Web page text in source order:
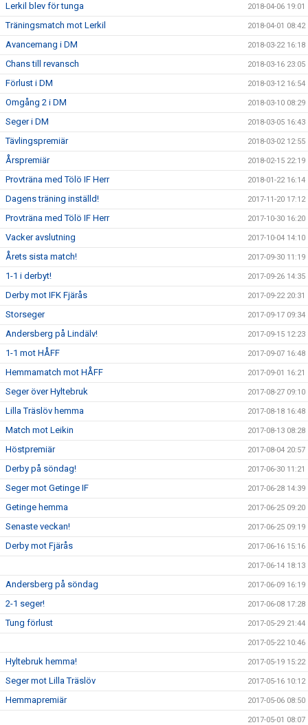
Lerkil blev för tunga 2018-04-06 19:01
Träningsmatch mot Lerkil 2018-04-01 08:42
Avancemang i DM 2018-03-22 16:18
Chans till revansch 2018-03-16 23:05
Förlust i DM 2018-03-12 16:54
Omgång 2 i DM 2018-03-10 08:29
Seger i DM 2018-03-05 16:43
Tävlingspremiär 2018-03-02 12:55
Årspremiär 2018-02-15 22:19
Provträna med Tölö IF Herr 2018-01-22 16:14
Dagens träning inställd! 2017-11-20 17:12
Provträna med Tölö IF Herr 2017-10-30 16:20
Vacker avslutning 2017-10-04 14:10
Årets sista match! 2017-09-30 11:19
1-1 i derbyt! 2017-09-26 14:35
Derby mot IFK Fjärås 2017-09-22 20:31
Storseger 2017-09-17 09:34
Andersberg på Lindälv! 2017-09-15 12:23
1-1 mot HÅFF 2017-09-07 16:48
Hemmamatch mot HÅFF 2017-09-01 16:21
Seger över Hyltebruk 2017-08-27 09:10
Lilla Träslöv hemma 2017-08-18 16:48
Match mot Leikin 2017-08-13 08:28
Höstpremiär 2017-08-04 20:57
Derby på söndag! 2017-06-30 11:21
Seger mot Getinge IF 2017-06-28 14:39
Getinge hemma 2017-06-25 09:20
Senaste veckan! 2017-06-25 09:19
Derby mot Fjärås 2017-06-16 15:16
2017-06-14 18:13
Andersberg på söndag 2017-06-09 16:19
2-1 seger! 2017-06-08 17:28
Tung förlust 2017-05-29 21:44
2017-05-22 10:46
Hyltebruk hemma! 2017-05-19 15:22
Seger mot Lilla Träslöv 2017-05-16 10:12
Hemmapremiär 2017-05-06 08:50
2017-05-01 08:07